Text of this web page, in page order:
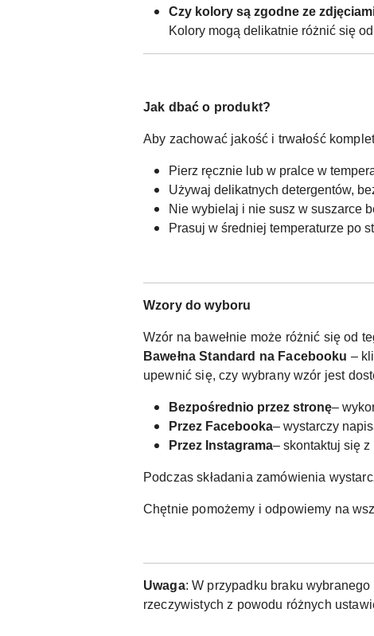
Czy kolory są zgodne ze
Kolory mogą delikatnie różnić się
Jak dbać o produkt?
Aby zachować jakość i trwałość
Pierz ręcznie lub w pralce w
Używaj delikatnych detergentów,
Nie wybielaj i nie susz w suszarce
Prasuj w średniej temperaturze po
Wzory do wyboru
Wzór na bawełnie może różnić się od
Bawełna Standard na Facebooku –
upewnić się, czy wybrany wzór jest
Bezpośrednio przez stronę–
Przez Facebooka– wystarczy
Przez Instagrama– skontaktuj się
Podczas składania zamówienia
Chętnie pomożemy i odpowiemy na
Uwaga: W przypadku braku
rzeczywistych z powodu różnych